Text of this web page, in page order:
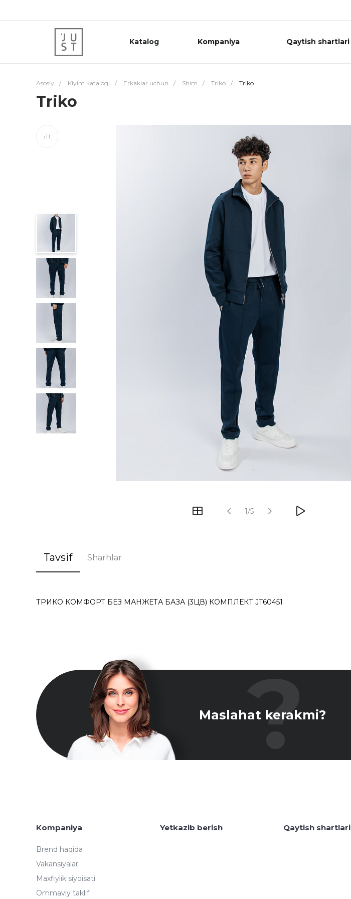
Katalog Kompaniya Qaytish shartlari
Asosiy / Kiyim katalogi / Erkaklar uchun / Shim / Triko / Triko
Triko
1/5
Tavsif Sharhlar
ТРИКО КОМФОРТ БЕЗ МАНЖЕТА БАЗА (3ЦВ) КОМПЛЕКТ JT60451
Maslahat kerakmi?
Kompaniya
Brend haqida
Vakansiyalar
Maxfiylik siyoisati
Ommaviy taklif
Yetkazib berish Qaytish shartlari